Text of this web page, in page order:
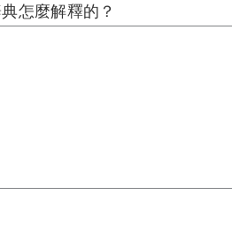
怎麼解釋的？